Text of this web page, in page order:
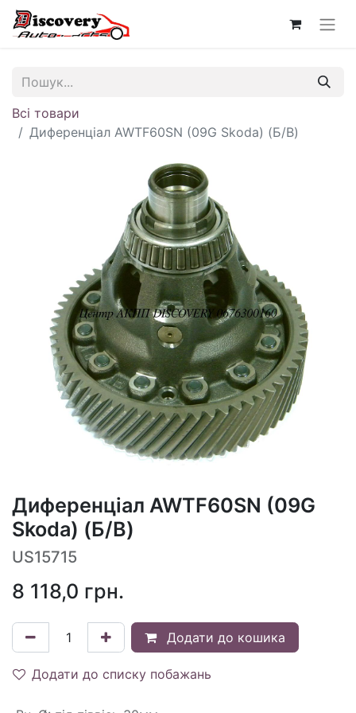
Всі товари
Диференціал AWTF60SN (09G Skoda) (Б/В)
Диференціал AWTF60SN (09G
Skoda) (Б/В)
US15715
8 118,0 грн.
Додати до кошика
Додати до списку побажань